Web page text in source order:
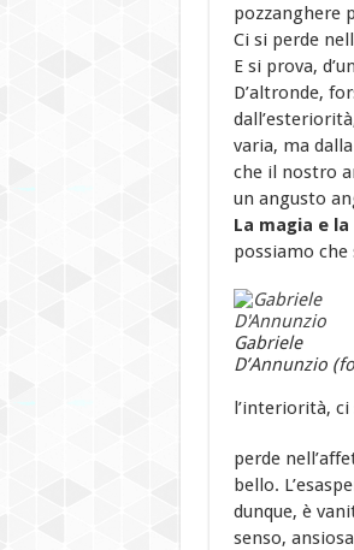
pozzanghere
Ci si perde
E si prova,
D’altronde,
varia, ma
che il nostro
un angusto
La magia e
possiamo che
Gabriele
D’Annunzio
l’interiorità, ci
perde
bello.
dunque, è
senso,